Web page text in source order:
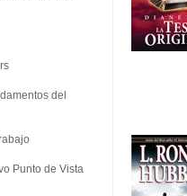
del
Punto de Vista